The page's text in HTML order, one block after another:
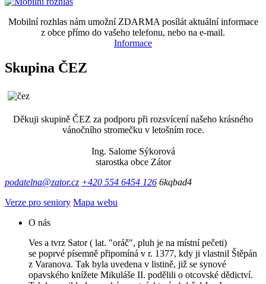
Mobilní rozhlas nám umožní ZDARMA posílát aktuální informace
z obce přímo do vašeho telefonu, nebo na e-mail.
Informace
Skupina ČEZ
Děkuji skupině ČEZ za podporu při rozsvícení našeho krásného
vánočního stromečku v letošním roce.
Ing. Salome Sýkorová
starostka obce Zátor
podatelna@zator.cz +420 554 6454 126 6kqbad4
Verze pro seniory Mapa webu
O nás
Ves a tvrz Sator ( lat. "oráč", pluh je na místní pečeti)
se poprvé písemně připomíná v r. 1377, kdy ji vlastnil Štěpán
z Varanova. Tak byla uvedena v listině, již se synové
opavského knížete Mikuláše II. podělili o otcovské dědictví.